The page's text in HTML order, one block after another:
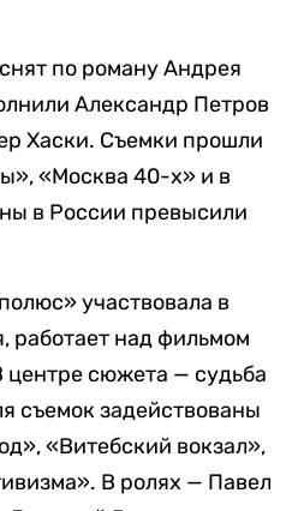
по роману Андрея
Александр Петров
Хаски. Съемки прошли
«Москва 40-х» и в
в России превысили
участвовала в
работает над фильмом
центре сюжета — судьба
съемок задействованы
«Витебский вокзал»,
В ролях — Павел